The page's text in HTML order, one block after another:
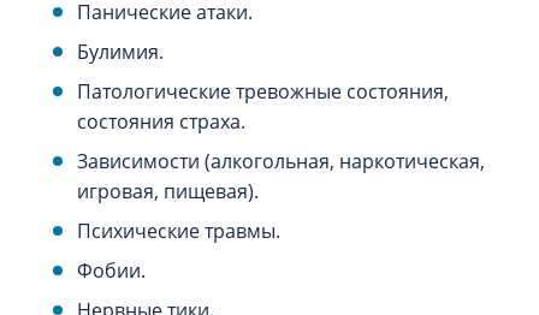
Панические атаки.
Булимия.
Патологические тревожные состояния,
состояния страха.
Зависимости (алкогольная, наркотическая,
игровая, пищевая).
Психические травмы.
Фобии.